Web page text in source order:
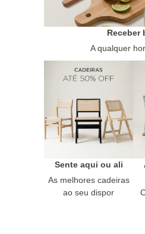
Receber
A qualquer
Sente aqui ou ali
As melhores cadeiras
ao seu dispor